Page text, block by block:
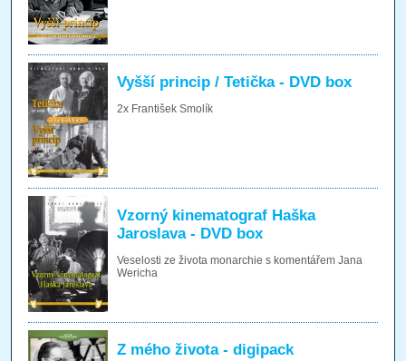
Vyšší princip / Tetička - DVD box
2x František Smolík
Vzorný kinematograf Haška
Jaroslava - DVD box
Veselosti ze života monarchie s komentářem Jana
Wericha
Z mého života - digipack